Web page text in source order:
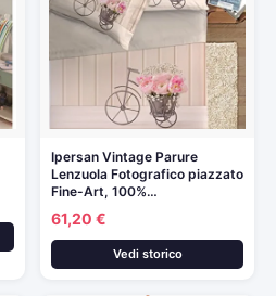
Ipersan Vintage Parure
Lenzuola Fotografico piazzato
Fine-Art, 100%…
61,20 €
Vedi storico